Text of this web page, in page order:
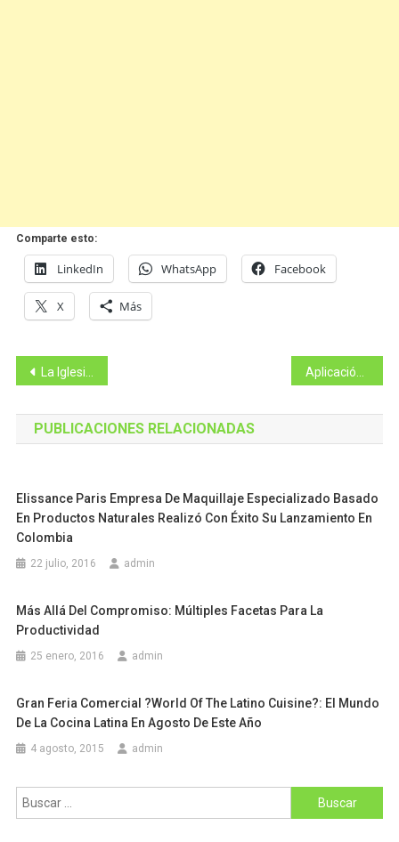
Comparte esto:
LinkedIn WhatsApp Facebook
X Más
Navegación
de
entradas
La Iglesia Shincheonji realiza una conferencia de prensa en EE. UU. para dar a conocer una nueva serie de seminarios Aplicación móvil para personal en campo R-Sales se constituye como una solución ideal para controlar y gestionar fuerza de ventas externa.
PUBLICACIONES RELACIONADAS
Elissance Paris Empresa De Maquillaje Especializado Basado
En Productos Naturales Realizó Con Éxito Su Lanzamiento En
Colombia
22 julio, 2016 admin
Más Allá Del Compromiso: Múltiples Facetas Para La
Productividad
25 enero, 2016 admin
Gran Feria Comercial ?World Of The Latino Cuisine?: El Mundo
De La Cocina Latina En Agosto De Este Año
4 agosto, 2015 admin
Buscar: